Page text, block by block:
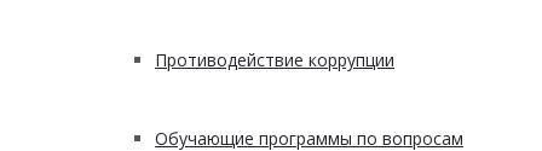
Противодействие коррупции
Обучающие программы по вопросам